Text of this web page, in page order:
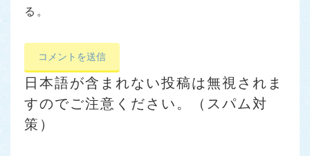
る。
日本語が含まれない投稿は無視されま
すのでご注意ください。（スパム対
策）